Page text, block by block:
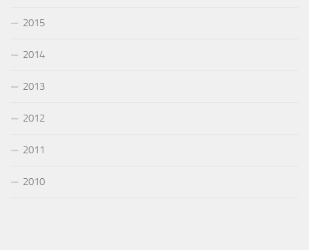
2015
2014
2013
2012
2011
2010